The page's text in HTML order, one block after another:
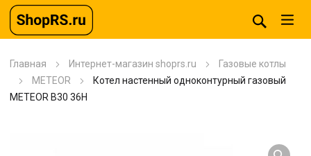
Главная Интернет-магазин shoprs.ru
Газовые котлы
METEOR
Котел настенный одноконтурный газовый
METEOR B30 36H